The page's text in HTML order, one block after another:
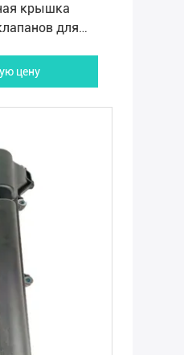
крышка
для
цену